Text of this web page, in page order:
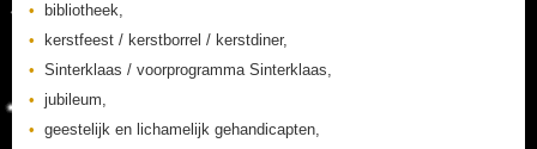
bibliotheek,
kerstfeest / kerstborrel / kerstdiner,
Sinterklaas / voorprogramma Sinterklaas,
jubileum,
geestelijk en lichamelijk gehandicapten,